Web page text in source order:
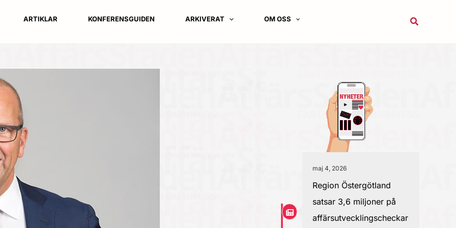
ARTIKLAR KONFERENSGUIDEN ARKIVERAT OM OSS Sök
maj 4, 2026
Region Östergötland
satsar 3,6 miljoner på
affärsutvecklingscheckar